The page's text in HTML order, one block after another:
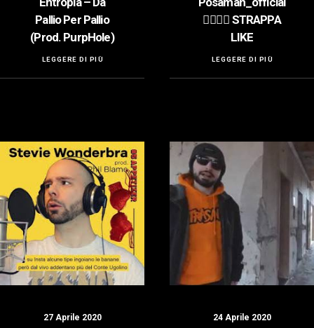
Pallio Per Pallio
(Prod. PurpHole)
LEGGERE DI PIÙ
👍🏻👍🏻 STRAPPA
LIKE
LEGGERE DI PIÙ
27 Aprile 2020 24 Aprile 2020